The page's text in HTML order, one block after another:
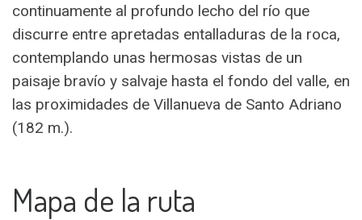
continuamente al profundo lecho del río que
discurre entre apretadas entalladuras de la roca,
contemplando unas hermosas vistas de un
paisaje bravío y salvaje hasta el fondo del valle, en
las proximidades de Villanueva de Santo Adriano
(182 m.).
Mapa de la ruta